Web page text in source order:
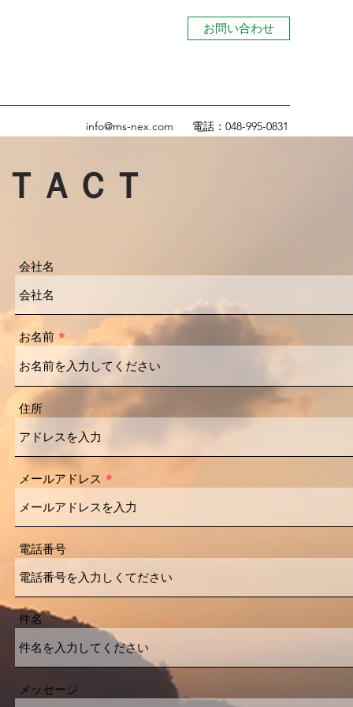
お問い合わせ
info@ms-nex.com 電話：048-995-0831
ＡＣＴ
会社名
お名前
住所
メールアドレス
電話番号
件名
メッセージ